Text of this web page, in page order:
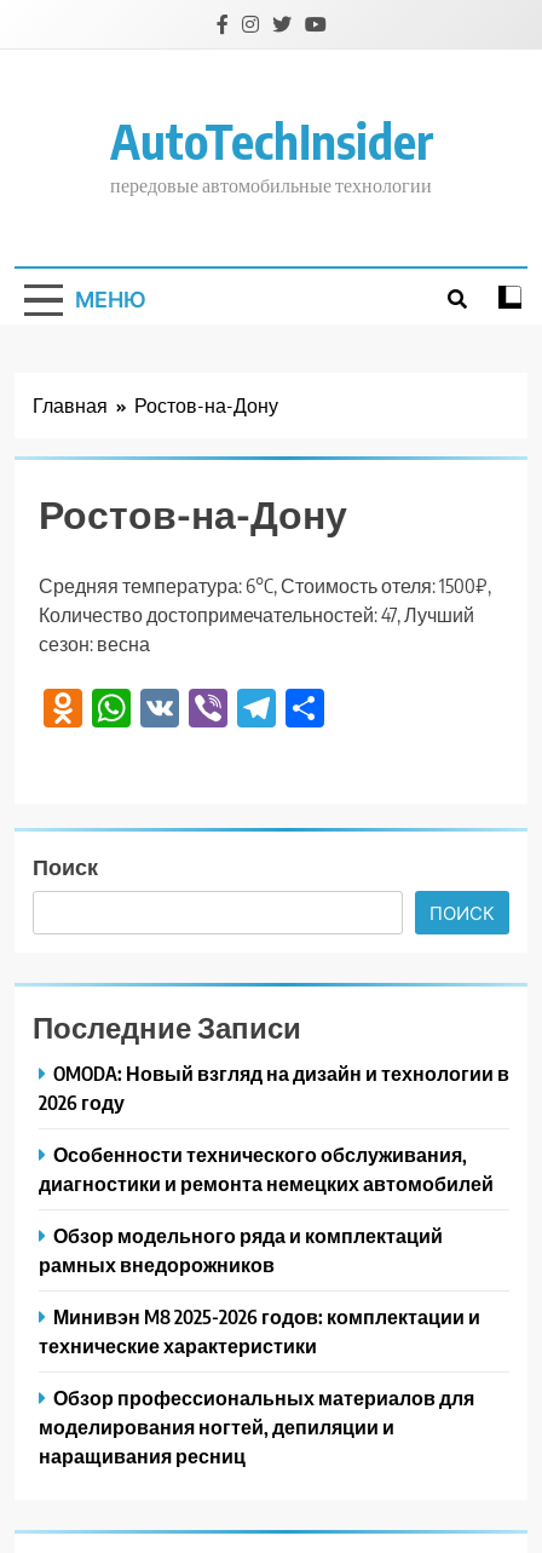
AutoTechInsider
передовые автомобильные технологии
МЕНЮ
Главная Ростов-на-Дону
Ростов-на-Дону
Средняя температура: 6°C, Стоимость отеля: 1500₽,
Количество достопримечательностей: 47, Лучший
сезон: весна
Odnoklassniki
WhatsApp
VK ViberTelegram
Поиск
ПОИСК
Последние Записи
OMODA: Новый взгляд на дизайн и технологии в
2026 году
Особенности технического обслуживания,
диагностики и ремонта немецких автомобилей
Обзор модельного ряда и комплектаций
рамных внедорожников
Минивэн M8 2025-2026 годов: комплектации и
технические характеристики
Обзор профессиональных материалов для
моделирования ногтей, депиляции и
наращивания ресниц